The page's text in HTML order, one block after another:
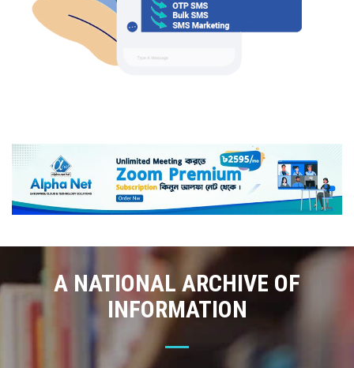
A NATIONAL ARCHIVE OF
INFORMATION